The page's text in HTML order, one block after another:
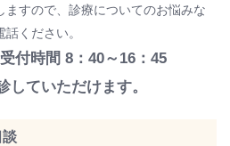
すので、診療についてのお悩みな
ください。
付時間 8：40～16：45
ていただけます。